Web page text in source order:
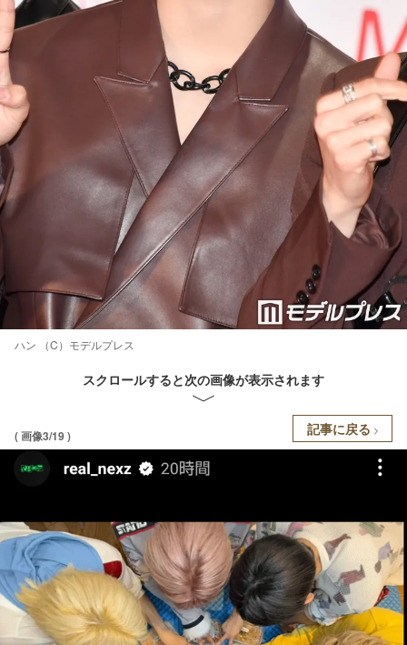
ハン （C）モデルプレス
スクロールすると次の画像が表示されます
( 画像3/19 ) 記事に戻る